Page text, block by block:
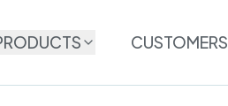
CUSTOMERS